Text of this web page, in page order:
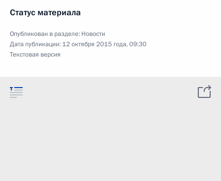
Статус материала
Опубликован в разделе: Новости
Дата публикации: 12 октября 2015 года, 09:30
Текстовая версия